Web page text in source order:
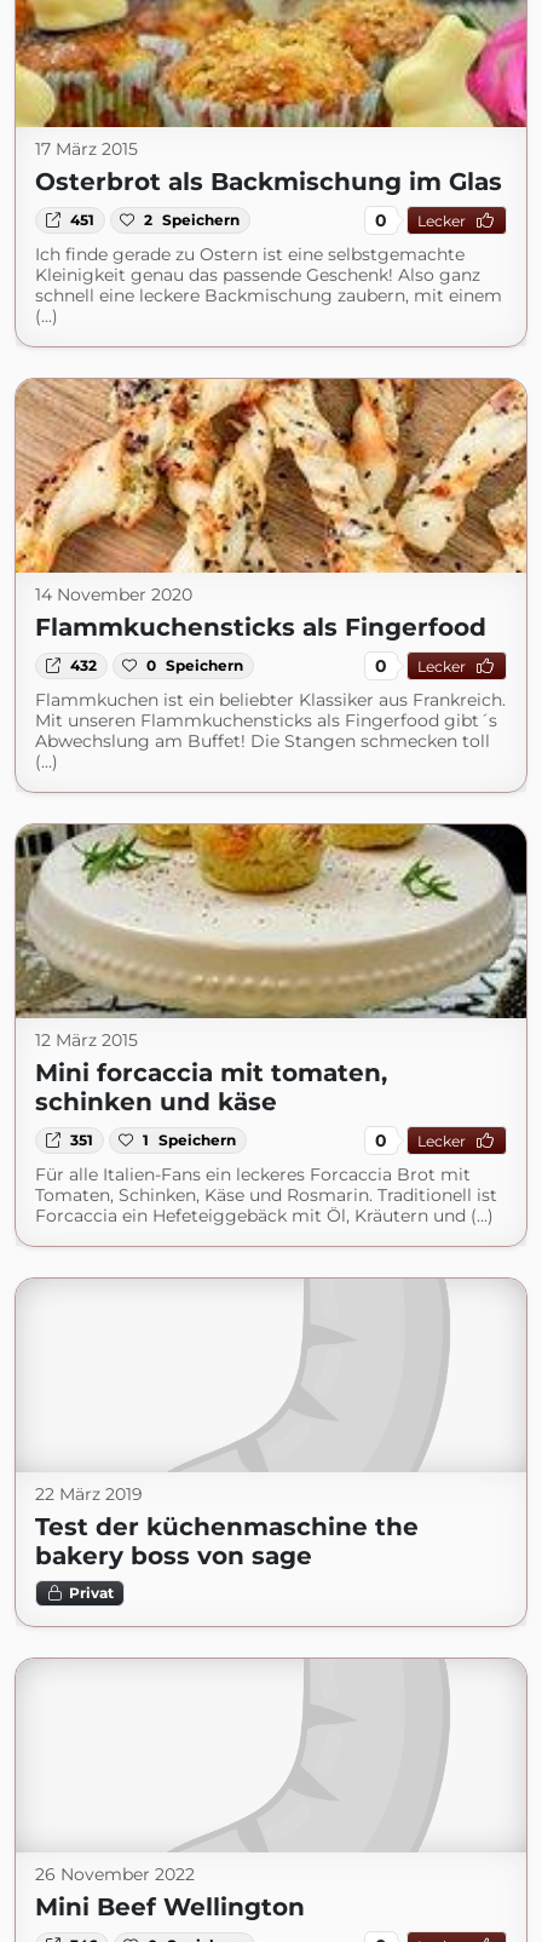
17 März 2015
Osterbrot als Backmischung im Glas
451 2 Speichern 0 Lecker
Ich finde gerade zu Ostern ist eine selbstgemachte
Kleinigkeit genau das passende Geschenk! Also ganz
schnell eine leckere Backmischung zaubern, mit einem
(...)
14 November 2020
Flammkuchensticks als Fingerfood
432 0 Speichern 0 Lecker
Flammkuchen ist ein beliebter Klassiker aus Frankreich.
Mit unseren Flammkuchensticks als Fingerfood gibt´s
Abwechslung am Buffet! Die Stangen schmecken toll
(...)
12 März 2015
Mini forcaccia mit tomaten,
schinken und käse
351 1 Speichern 0 Lecker
Für alle Italien-Fans ein leckeres Forcaccia Brot mit
Tomaten, Schinken, Käse und Rosmarin. Traditionell ist
Forcaccia ein Hefeteiggebäck mit Öl, Kräutern und (...)
22 März 2019
Test der küchenmaschine the
bakery boss von sage
Privat
26 November 2022
Mini Beef Wellington